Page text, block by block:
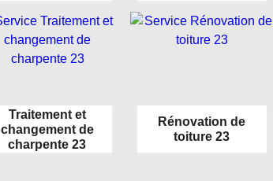
Traitement et
changement de
charpente 23
Rénovation de
toiture 23